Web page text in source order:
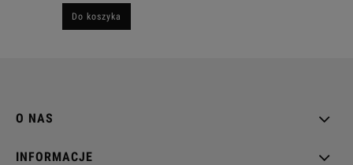
Do koszyka
O NAS
INFORMACJE